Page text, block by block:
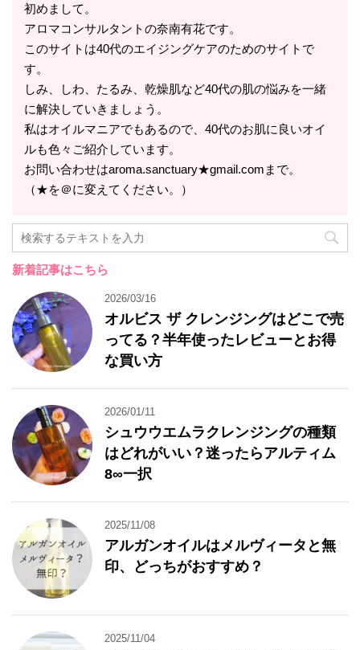
初めまして。
アロマコンサルタントの奈南有花です。
このサイトは40代のエイジングケアのためのサイトで
す。
しみ、しわ、たるみ、乾燥肌など40代の肌の悩みを一緒
に解決していきましょう。
私はオイルマニアでもあるので、40代のお肌に良いオイ
ルも色々ご紹介しています。
お問い合わせはaroma.sanctuary★gmail.comまで。
（★を＠に変えてください。）
新着記事はこちら
2026/03/16
オルビス ザ クレンジングはどこで売
ってる？半年使ったレビューとお得
な買い方
2026/01/11
シュウウエムラクレンジングの種類
はどれがいい？迷ったらアルティム
8∞一択
2025/11/08
アルガンオイルはメルヴィータと無
印、どっちがおすすめ？
2025/11/04